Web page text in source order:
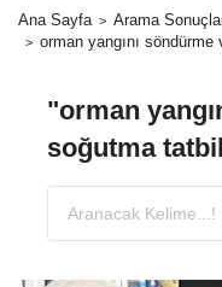
Ana Sayfa
Arama
orman yangını
"orman
soğutma